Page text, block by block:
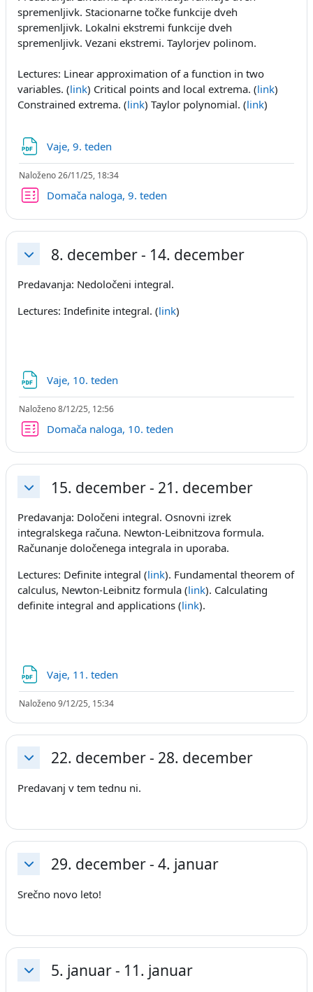
spremenljivk. Stacionarne točke funkcije dveh
spremenljivk. Lokalni ekstremi funkcije dveh
spremenljivk. Vezani ekstremi. Taylorjev polinom.
Lectures: Linear approximation of a function in two
variables. (link) Critical points and local extrema. (link)
Constrained extrema. (link) Taylor polynomial. (link)
Vaje, 9. teden
Naloženo 26/11/25, 18:34
Domača naloga, 9. tedenKviz
Skrči 8. december - 14. december
Predavanja: Nedoločeni integral.
Lectures: Indefinite integral. (link)
Vaje, 10. teden
Naloženo 8/12/25, 12:56
Domača naloga, 10. tedenKviz
Skrči 15. december - 21. december
Predavanja: Določeni integral. Osnovni izrek
integralskega računa. Newton-Leibnitzova formula.
Računanje določenega integrala in uporaba.
Lectures: Definite integral (link). Fundamental theorem of
calculus, Newton-Leibnitz formula (link). Calculating
definite integral and applications (link).
Vaje, 11. teden
Naloženo 9/12/25, 15:34
Skrči 22. december - 28. december
Predavanj v tem tednu ni.
Skrči 29. december - 4. januar
Srečno novo leto!
Skrči 5. januar - 11. januar